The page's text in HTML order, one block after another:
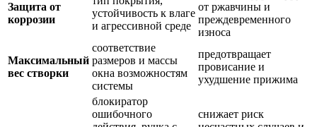
Защита от
коррозии
устойчивость к влаге
и агрессивной среде
от ржавчины и
преждевременного
износа
Максимальный
вес створки
соответствие
размеров и массы
окна возможностям
системы
предотвращает
провисание и
ухудшение прижима
блокиратор
ошибочного
снижает риск